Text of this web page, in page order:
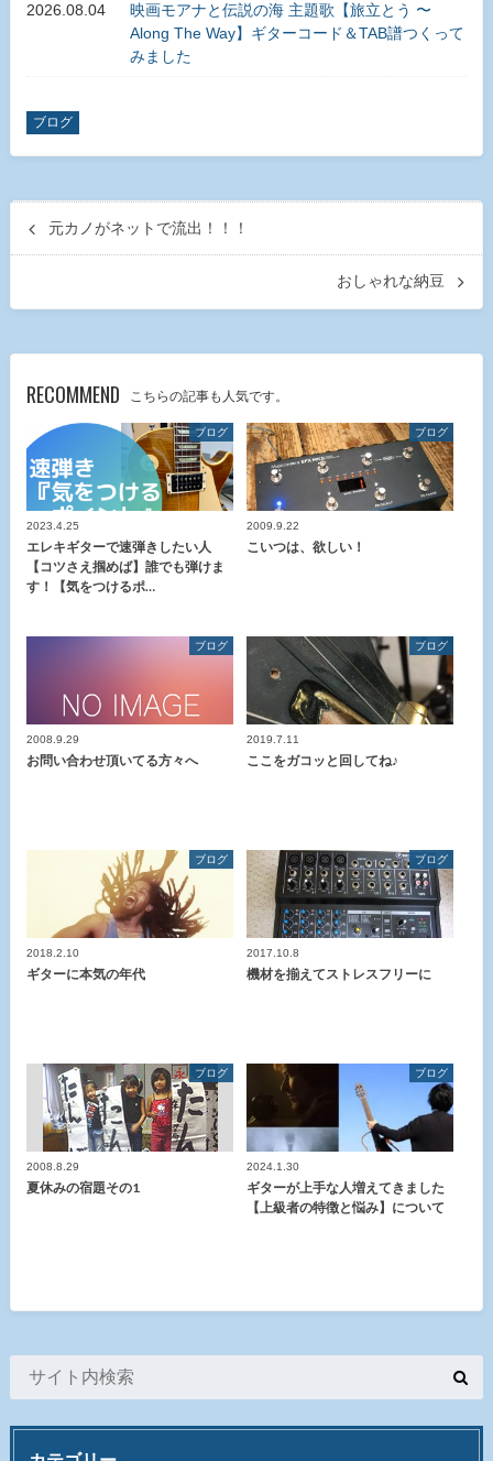
2026.08.04
映画モアナと伝説の海 主題歌【旅立とう 〜
Along The Way】ギターコード＆TAB譜つくって
みました
ブログ
元カノがネットで流出！！！
おしゃれな納豆
RECOMMEND こちらの記事も人気です。
ブログ
2023.4.25
エレキギターで速弾きしたい人
【コツさえ掴めば】誰でも弾けま
す！【気をつけるポ…
ブログ
2009.9.22
こいつは、欲しい！
ブログ
2008.9.29
お問い合わせ頂いてる方々へ
ブログ
2019.7.11
ここをガコッと回してね♪
ブログ
2018.2.10
ギターに本気の年代
ブログ
2017.10.8
機材を揃えてストレスフリーに
ブログ
2008.8.29
夏休みの宿題その1
ブログ
2024.1.30
ギターが上手な人増えてきました
【上級者の特徴と悩み】について